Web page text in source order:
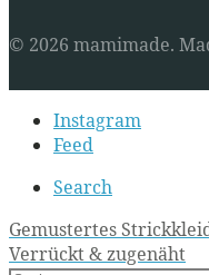
© 2026 mamimade.
Secondary
navigationInstagram
Feed
Search
Post
navigation
Gemustertes
Verrückt & zugenäht